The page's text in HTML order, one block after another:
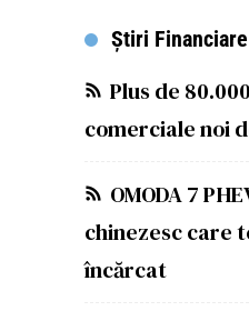
Știri Financiare
Plus de
comerciale noi
OMODA 7
chinezesc care
încărcat